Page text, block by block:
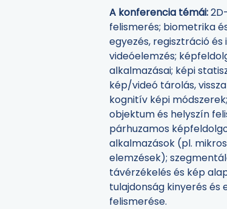
A konferencia témái:
felismerés; biometrika
egyezés, regisztráció
videóelemzés;
alkalmazásai; képi
kép/videó tárolás,
kognitív képi
objektum és helyszín
párhuzamos
alkalmazások (pl.
elemzések);
távérzékelés és kép
tulajdonság kinyerés és
felismerése.